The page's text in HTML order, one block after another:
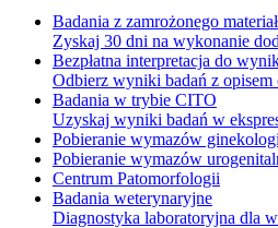
Badania z zamrożonego
Zyskaj 30 dni na wykonanie
Bezpłatna interpretacja do
Odbierz wyniki badań z
Badania w trybie CITO
Uzyskaj wyniki badań w
Pobieranie wymazów
Pobieranie wymazów
Centrum Patomorfologii
Badania weterynaryjne
Diagnostyka laboratoryjna dla